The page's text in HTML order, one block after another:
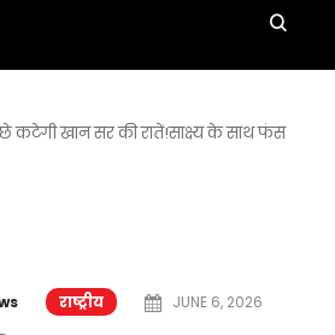
खान सर की रातें!साक्ष्य के साथ फंस
राष्ट्रीय
JUNE 6, 2026